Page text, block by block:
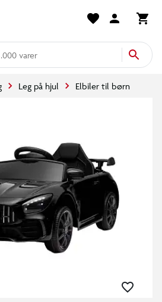
varer
Leg på hjul Elbiler til børn